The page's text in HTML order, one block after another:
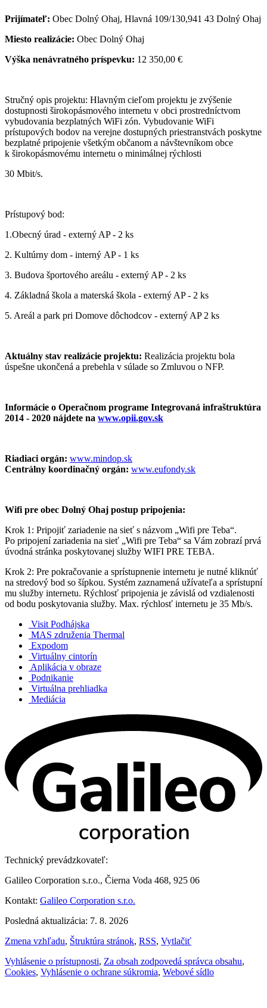
Prijímateľ: Obec Dolný Ohaj, Hlavná 109/130,941 43 Dolný Ohaj
Miesto realizácie: Obec Dolný Ohaj
Výška nenávratného príspevku: 12 350,00 €
Stručný opis projektu: Hlavným cieľom projektu je zvýšenie
dostupnosti širokopásmového internetu v obci prostredníctvom
vybudovania bezplatných WiFi zón. Vybudovanie WiFi
prístupových bodov na verejne dostupných priestranstvách poskytne
bezplatné pripojenie všetkým občanom a návštevníkom obce
k širokopásmovému internetu o minimálnej rýchlosti
30 Mbit/s.
Prístupový bod:
1.Obecný úrad - externý AP - 2 ks
2. Kultúrny dom - interný AP - 1 ks
3. Budova športového areálu - externý AP - 2 ks
4. Základná škola a materská škola - externý AP - 2 ks
5. Areál a park pri Domove dôchodcov - externý AP 2 ks
Aktuálny stav realizácie projektu: Realizácia projektu bola
úspešne ukončená a prebehla v súlade so Zmluvou o NFP.
Informácie o Operačnom programe Integrovaná infraštruktúra
2014 - 2020 nájdete na www.opii.gov.sk
Riadiaci orgán: www.mindop.sk
Centrálny koordinačný orgán: www.eufondy.sk
Wifi pre obec Dolný Ohaj postup pripojenia:
Krok 1: Pripojiť zariadenie na sieť s názvom „Wifi pre Teba“.
Po pripojení zariadenia na sieť „Wifi pre Teba“ sa Vám zobrazí prvá
úvodná stránka poskytovanej služby WIFI PRE TEBA.
Krok 2: Pre pokračovanie a sprístupnenie internetu je nutné kliknúť
na stredový bod so šípkou. Systém zaznamená užívateľa a sprístupní
mu služby internetu. Rýchlosť pripojenia je závislá od vzdialenosti
od bodu poskytovania služby. Max. rýchlosť internetu je 35 Mb/s.
Visit Podhájska
MAS združenia Thermal
Expodom
Virtuálny cintorín
Aplikácia v obraze
Podnikanie
Virtuálna prehliadka
Mediácia
Technický prevádzkovateľ:
Galileo Corporation s.r.o., Čierna Voda 468, 925 06
Kontakt: Galileo Corporation s.r.o.
Posledná aktualizácia: 7. 8. 2026
Zmena vzhľadu, Štruktúra stránok, RSS, Vytlačiť
Vyhlásenie o prístupnosti, Za obsah zodpovedá správca obsahu,
Cookies, Vyhlásenie o ochrane súkromia, Webové sídlo